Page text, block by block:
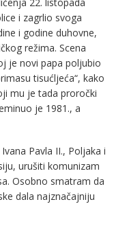
i zagrlio svoga
i godine duhovne,
režima. Scena
je novi papa poljubio
tisućljeća“, kako
mu je tada proročki
je 1981., a
Pavla II., Poljaka i
urušiti komunizam
Osobno smatram da
dala najznačajniju